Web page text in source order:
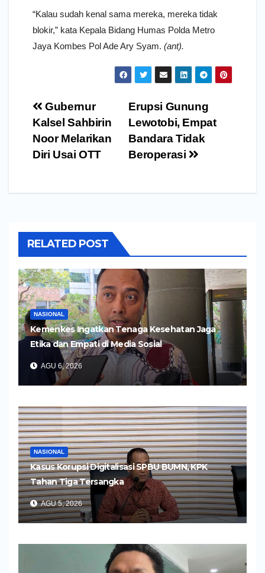
“Kalau sudah kenal sama mereka, mereka tidak
blokir,” kata Kepala Bidang Humas Polda Metro
Jaya Kombes Pol Ade Ary Syam. (ant).
Navigasi
pos
Erupsi Gunung
Lewotobi, Empat
Bandara Tidak
Beroperasi
Gubernur
Kalsel Sahbirin
Noor Melarikan
Diri Usai OTT
RELATED POST
NASIONAL
Kemenkes Ingatkan Tenaga Kesehatan Jaga
Etika dan Empati di Media Sosial
AGU 6, 2026
NASIONAL
Kasus Korupsi Digitalisasi SPBU BUMN, KPK
Tahan Tiga Tersangka
AGU 5, 2026